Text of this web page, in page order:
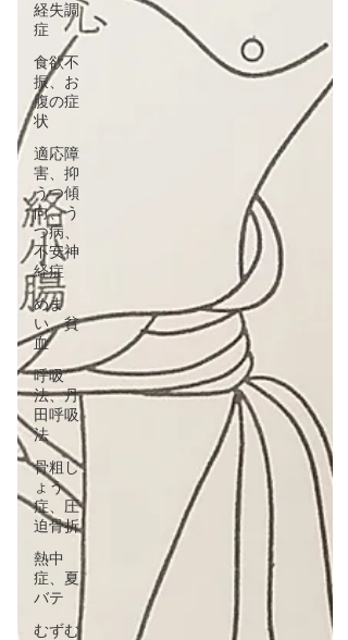
経失調
症
食欲不
振、お
腹の症
状
適応障
害、抑
うつ傾
向、う
つ病、
不安神
経症
めま
い、貧
血
呼吸
法、丹
田呼吸
法
骨粗し
ょう
症、圧
迫骨折
熱中
症、夏
バテ
むずむ